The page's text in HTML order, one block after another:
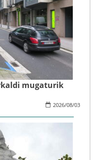
mugaturik
2026/08/03